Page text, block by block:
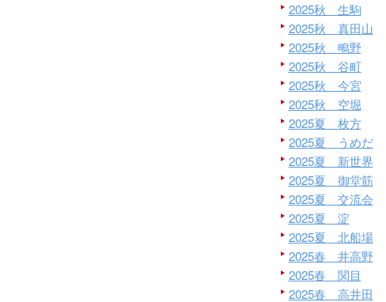
2025秋 生駒
2025秋 真田山
2025秋 鴫野
2025秋 谷町
2025秋 今宮
2025秋 空堀
2025夏 枚方
2025夏 うめだ
2025夏 新世界
2025夏 御堂筋
2025夏 交流会
2025夏 淀
2025夏 北船場
2025春 井高野
2025春 関目
2025春 高井田